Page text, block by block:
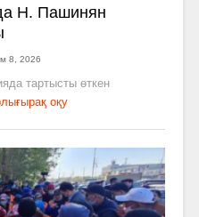
Н. Пашинян
8, 2026
тартысты өткен
оқу